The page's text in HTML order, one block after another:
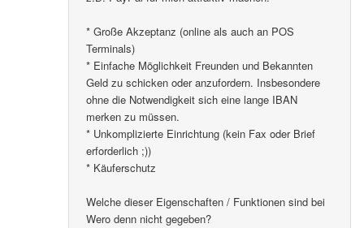
* Große Akzeptanz (online als auch an POS
Terminals)
* Einfache Möglichkeit Freunden und Bekannten
Geld zu schicken oder anzufordern. Insbesondere
ohne die Notwendigkeit sich eine lange IBAN
merken zu müssen.
* Unkomplizierte Einrichtung (kein Fax oder Brief
erforderlich ;))
* Käuferschutz
Welche dieser Eigenschaften / Funktionen sind bei
Wero denn nicht gegeben?